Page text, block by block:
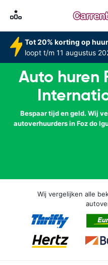
Tot 20% korting op
loopt t/m 11 augustus
Auto huren
Bespaar tijd en geld. Wij
autoverhuurders in Foz do
Wij vergelijken alle